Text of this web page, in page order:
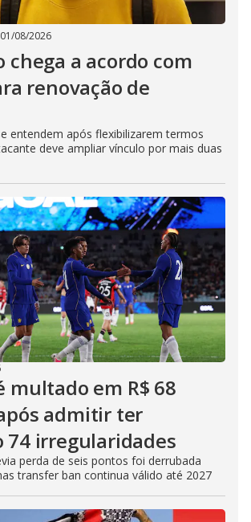
01/08/2026
chega a acordo com
renovação de
entendem após flexibilizarem termos
deve ampliar vínculo por mais duas
multado em R$ 68
admitir ter
74 irregularidades
perda de seis pontos foi derrubada
transfer ban continua válido até 2027